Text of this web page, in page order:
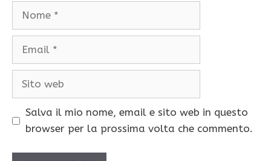
Nome
Email
Sito
Salva il mio nome, email e sito web in questo
browser per la prossima volta che commento.